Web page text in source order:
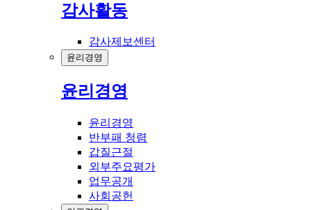
감사활동
감사제보센터
윤리경영
윤리경영
윤리경영
반부패 청렴
갑질근절
외부주요평가
업무공개
사회공헌